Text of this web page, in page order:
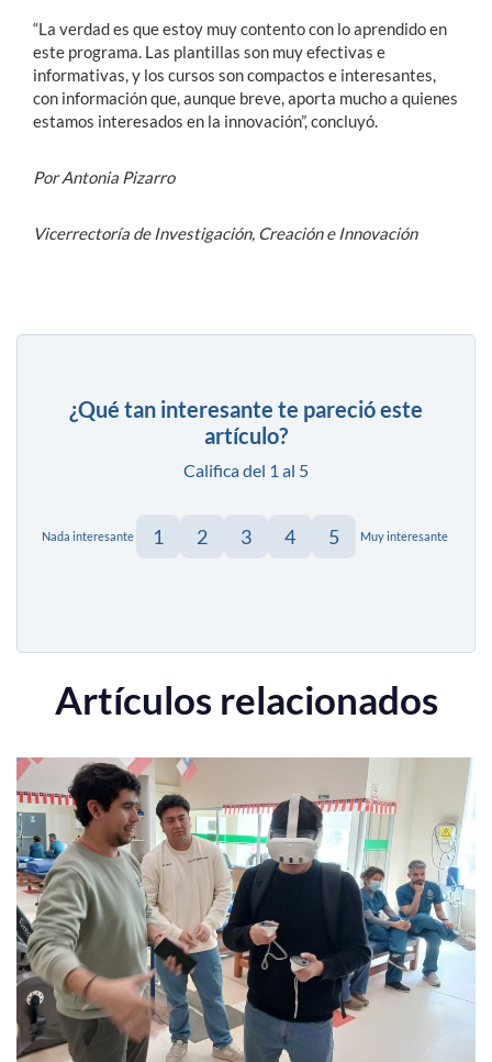
“La verdad es que estoy muy contento con lo aprendido en
este programa. Las plantillas son muy efectivas e
informativas, y los cursos son compactos e interesantes,
con información que, aunque breve, aporta mucho a quienes
estamos interesados en la innovación”, concluyó.
Por Antonia Pizarro
Vicerrectoría de Investigación, Creación e Innovación
¿Qué tan interesante te pareció este
artículo?
Califica del 1 al 5
Nada interesante 1 2 3 4 5 Muy interesante
Artículos relacionados